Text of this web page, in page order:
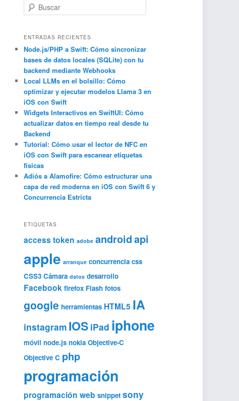
u
c
a
r
ENTRADAS RECIENTES
Node.js/PHP a Swift: Cómo sincronizar
bases de datos locales (SQLite) con tu
backend mediante Webhooks
Local LLMs en el bolsillo: Cómo
optimizar y ejecutar modelos Llama 3 en
iOS con Swift
Widgets Interactivos en SwiftUI: Cómo
actualizar datos en tiempo real desde tu
Backend
Tutorial: Cómo usar el lector de NFC en
iOS con Swift para escanear etiquetas
físicas
Adiós a Alamofire: Cómo estructurar una
capa de red moderna en iOS con Swift 6 y
Concurrencia Estricta
ETIQUETAS
access token adobe androidapi
apple arranque concurrencia css
CSS3 Cámara datos desarrollo
Facebook firefox Flash fotos
google herramientas HTML5 IA
instagram IOS iPad iphone
móvil node.js nokia Objective-C
Objective C php
programación
programación web snippet sony